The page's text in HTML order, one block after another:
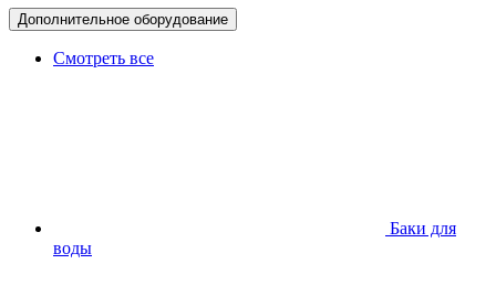
Дополнительное оборудование
Смотреть все
Баки для
воды